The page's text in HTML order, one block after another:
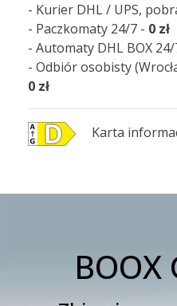
- Kurier DHL / UPS,
- Paczkomaty 24/7 - 0 zł
- Automaty DHL BOX
- Odbiór osobisty
0 zł
Karta
BOOX